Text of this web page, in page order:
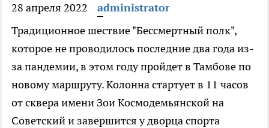
28 апреля 2022
administrator
Традиционное шествие "Бессмертный полк",
которое не проводилось последние два года из-
за пандемии, в этом году пройдет в Тамбове по
новому маршруту. Колонна стартует в 11 часов
от сквера имени Зои Космодемьянской на
Советский и завершится у дворца спорта